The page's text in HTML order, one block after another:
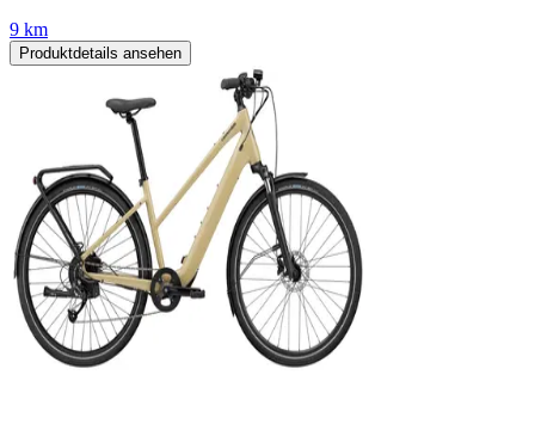
9 km
Produktdetails ansehen